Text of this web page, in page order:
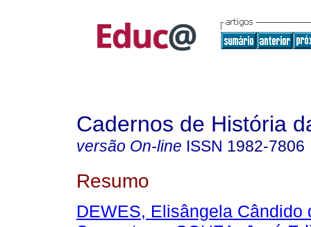
Cadernos de História
versão On-line ISSN 1982-7806
Resumo
DEWES, Elisângela Cândido